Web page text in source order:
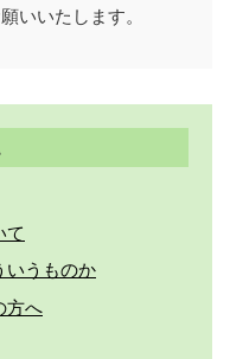
いいたします。
て
いうものか
方へ